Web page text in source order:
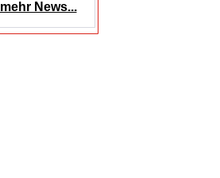
mehr News...